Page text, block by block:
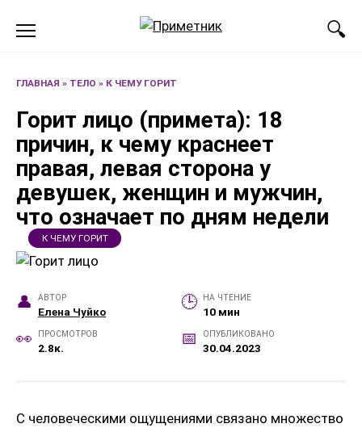
ГЛАВНАЯ » ТЕЛО » К ЧЕМУ ГОРИТ
Горит лицо (примета): 18
причин, к чему краснеет
правая, левая сторона у
девушек, женщин и мужчин,
что означает по дням недели
К ЧЕМУ ГОРИТ
АВТОР
Елена Чуйко
НА ЧТЕНИЕ
10 мин
ПРОСМОТРОВ
2.8к.
ОПУБЛИКОВАНО
30.04.2023
С человеческими ощущениями связано множество